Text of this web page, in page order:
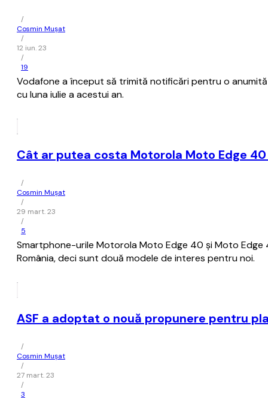
/
Cosmin Mușat
/
12 iun. 23
/
19
Vodafone a început să trimită notificări pentru o
cu luna iulie a acestui an.
Cât ar putea costa Motorola Moto Edge
/
Cosmin Mușat
/
29 mart. 23
/
5
Smartphone-urile Motorola Moto Edge 40 şi Moto Edge
România, deci sunt două modele de interes pentru noi.
ASF a adoptat o nouă propunere pentru
/
Cosmin Mușat
/
27 mart. 23
/
3